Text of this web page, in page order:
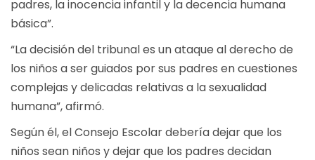
padres, la inocencia infantil y la decencia humana
básica”.
“La decisión del tribunal es un ataque al derecho de
los niños a ser guiados por sus padres en cuestiones
complejas y delicadas relativas a la sexualidad
humana”, afirmó.
Según él, el Consejo Escolar debería dejar que los
niños sean niños y dejar que los padres decidan